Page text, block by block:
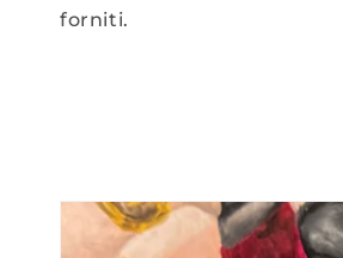
forniti.